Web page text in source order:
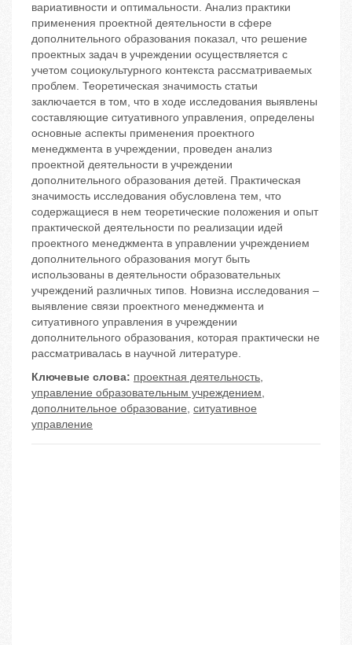
вариативности и оптимальности. Анализ практики
применения проектной деятельности в сфере
дополнительного образования показал, что решение
проектных задач в учреждении осуществляется с
учетом социокультурного контекста рассматриваемых
проблем. Теоретическая значимость статьи
заключается в том, что в ходе исследования выявлены
составляющие ситуативного управления, определены
основные аспекты применения проектного
менеджмента в учреждении, проведен анализ
проектной деятельности в учреждении
дополнительного образования детей. Практическая
значимость исследования обусловлена тем, что
содержащиеся в нем теоретические положения и опыт
практической деятельности по реализации идей
проектного менеджмента в управлении учреждением
дополнительного образования могут быть
использованы в деятельности образовательных
учреждений различных типов. Новизна исследования –
выявление связи проектного менеджмента и
ситуативного управления в учреждении
дополнительного образования, которая практически не
рассматривалась в научной литературе.
Ключевые слова: проектная деятельность,
управление образовательным учреждением,
дополнительное образование, ситуативное
управление